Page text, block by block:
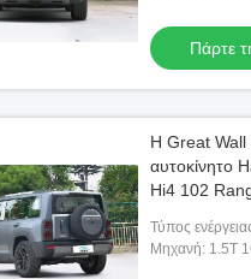
Πάρτε
Η Great Wall
αυτοκίνητο
Hi4 102
Τύπος
Μηχανή: 1.5T